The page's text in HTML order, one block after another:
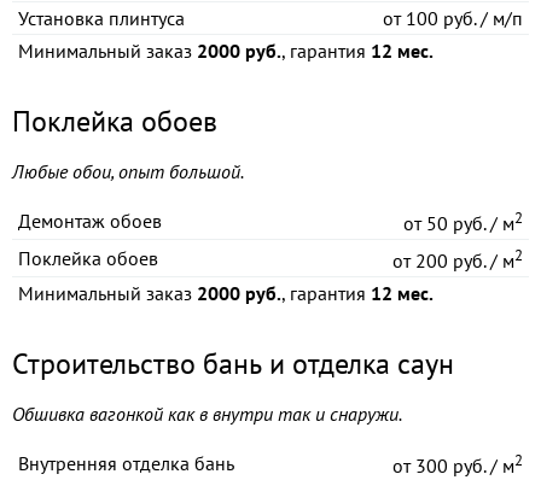
Установка плинтуса от100 руб. / м/п
Минимальный заказ 2000 руб., гарантия 12 мес.
Поклейка обоев
Любые обои, опыт большой.
Демонтаж обоев от50 руб. / м2
Поклейка обоев от200 руб. / м2
Минимальный заказ 2000 руб., гарантия 12 мес.
Строительство бань и отделка саун
Обшивка вагонкой как в внутри так и снаружи.
Внутренняя отделка бань от300 руб. / м2